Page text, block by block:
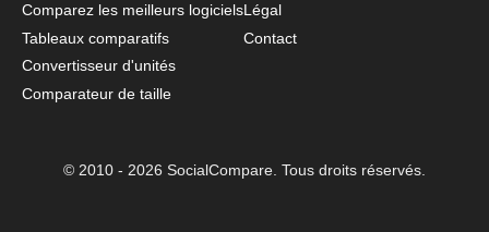
Comparez les meilleurs logiciels
Tableaux comparatifs
Convertisseur d'unités
Comparateur de taille
Légal
Contact
© 2010 - 2026 SocialCompare. Tous droits réservés.